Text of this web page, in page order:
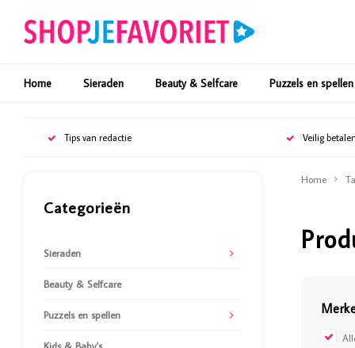
Home Sieraden Beauty & Selfcare Puzzels en spellen
Tips van redactie Veilig
Categorieën
Sieraden
Beauty & Selfcare
Puzzels en spellen
Home